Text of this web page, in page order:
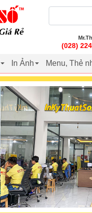
(028)
In Ảnh Menu, Thẻ